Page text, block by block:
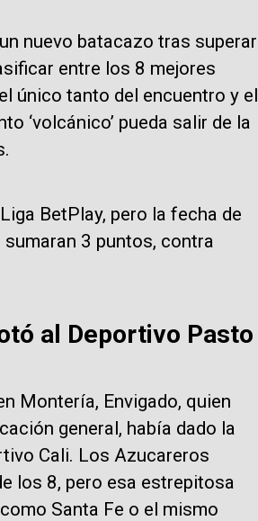
nuevo batacazo tras superar
entre los 8 mejores
único tanto del encuentro y el
‘volcánico’ pueda salir de la
BetPlay, pero la fecha de
3 puntos, contra
al Deportivo Pasto
Montería, Envigado, quien
general, había dado la
Cali. Los Azucareros
los 8, pero esa estrepitosa
Santa Fe o el mismo